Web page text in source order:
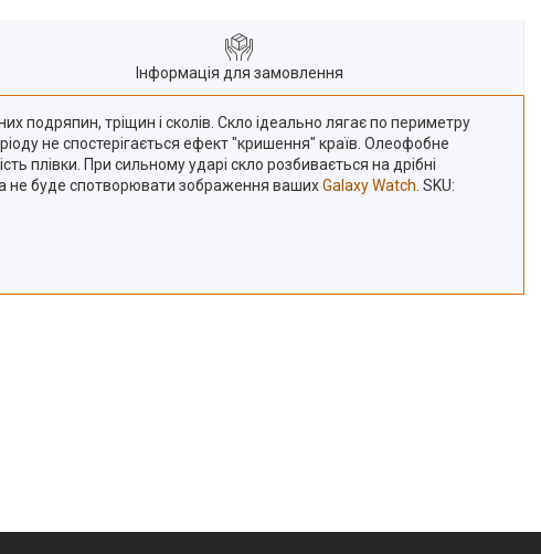
Інформація для замовлення
подряпин, тріщин і сколів. Скло ідеально лягає по периметру
не спостерігається ефект "кришення" країв. Олеофобне
плівки. При сильному ударі скло розбивається на дрібні
не буде спотворювати зображення вашихGalaxy Watch . SKU: